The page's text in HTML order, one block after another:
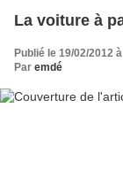
La voiture à
Publié le 19/02/2012
Par emdé